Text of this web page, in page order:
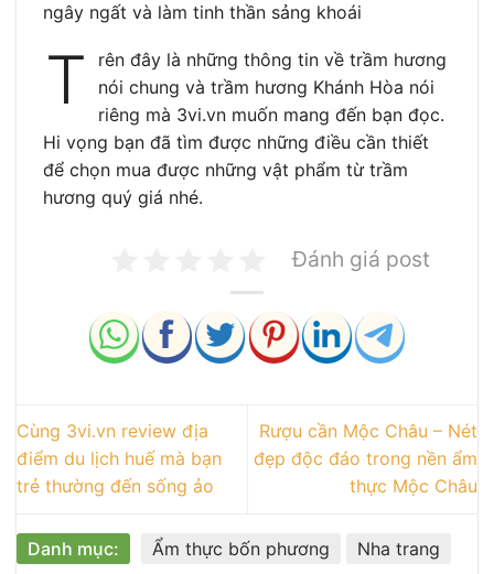
ngây ngất và làm tinh thần sảng khoái
T
rên đây là những thông tin về trầm hương
nói chung và trầm hương Khánh Hòa nói
riêng mà 3vi.vn muốn mang đến bạn đọc.
Hi vọng bạn đã tìm được những điều cần thiết
để chọn mua được những vật phẩm từ trầm
hương quý giá nhé.
Đánh giá post
Cùng 3vi.vn review địa
điểm du lịch huế mà bạn
trẻ thường đến sống ảo
Rượu cần Mộc Châu – Nét
đẹp độc đáo trong nền ẩm
thực Mộc Châu
Danh mục: Ẩm thực bốn phương Nha trang